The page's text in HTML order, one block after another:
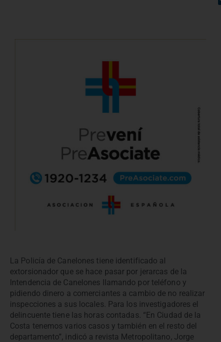
La Policía de Canelones tiene identificado al
extorsionador que se hace pasar por jerarcas de la
Intendencia de Canelones llamando por teléfono y
pidiendo dinero a comerciantes a cambio de no realizar
inspecciones a sus locales. Para los investigadores el
delincuente tiene las horas contadas. “En Ciudad de la
Costa tenemos varios casos y también en el resto del
departamento”, indicó a revista Metropolitano, Jorge